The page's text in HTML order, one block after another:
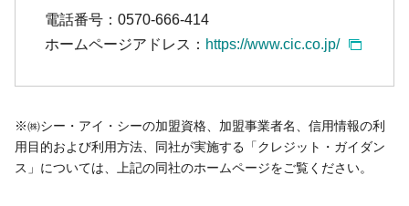
電話番号：0570-666-414
ホームページアドレス： https://www.cic.co.jp/
※㈱シー・アイ・シーの加盟資格、加盟事業者名、信用情報の利
用目的および利用方法、同社が実施する「クレジット・ガイダン
ス」については、上記の同社のホームページをご覧ください。